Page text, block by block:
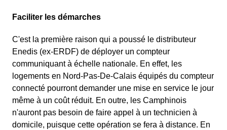
Faciliter les démarches
C'est la première raison qui a poussé le distributeur
Enedis (ex-ERDF) de déployer un compteur
communiquant à échelle nationale. En effet, les
logements en Nord-Pas-De-Calais équipés du compteur
connecté pourront demander une mise en service le jour
même à un coût réduit. En outre, les Camphinois
n'auront pas besoin de faire appel à un technicien à
domicile, puisque cette opération se fera à distance. En